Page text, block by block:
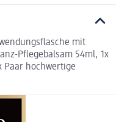
mit
Pflegebalsam 54ml, 1x
Paar hochwertige